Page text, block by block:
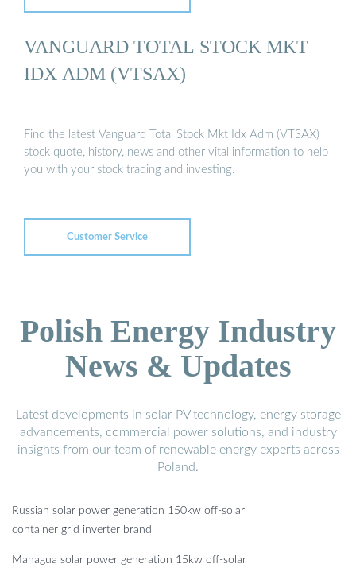
VANGUARD TOTAL STOCK MKT
IDX ADM (VTSAX)
Find the latest Vanguard Total Stock Mkt Idx Adm (VTSAX)
stock quote, history, news and other vital information to help
you with your stock trading and investing.
Customer Service
Polish Energy Industry
News & Updates
Latest developments in solar PV technology, energy storage
advancements, commercial power solutions, and industry
insights from our team of renewable energy experts across
Poland.
Russian solar power generation 150kw off-solar
container grid inverter brand
Managua solar power generation 15kw off-solar